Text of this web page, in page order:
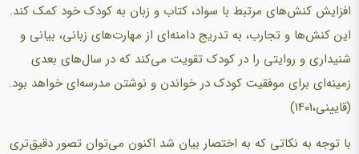
افزایش کنش‌های مرتبط با سواد، کتاب و زبان به کودک خود کمک کند.
این کنش‌ها و تجارب، به تدریج دامنه‌ای از مهارت‌های زبانی، بیانی و
شنیداری و روایتی را در کودک تقویت می‌کند که در سال‌های بعدی
زمینه‌ای برای موفقیت کودک در خواندن و نوشتن مدرسه‌ای خواهد بود.
(قایینی،1401)
با توجه به نکاتی که به اختصار بیان شد اکنون می‌توان تصور دقیق‌تری